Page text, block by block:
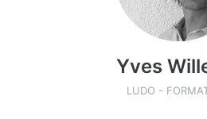
Yves
LUDO -